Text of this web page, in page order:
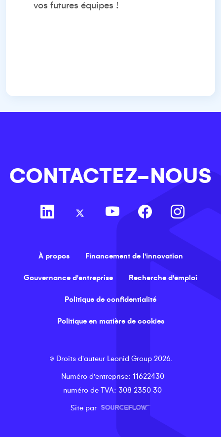
vos futures équipes !
CONTACTEZ-NOUS
À propos Financement de l'innovation
Gouvernance d'entreprise Recherche d'emploi
Politique de confidentialité
Politique en matière de cookies
© Droits d'auteurLeonid Group 2026
Numéro d'entreprise: 11622430
numéro de TVA: 308 2350 30
Site par